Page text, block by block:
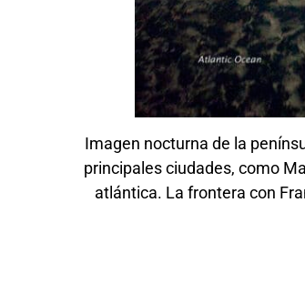
Imagen nocturna de la
principales ciudades, como
atlántica. La frontera con